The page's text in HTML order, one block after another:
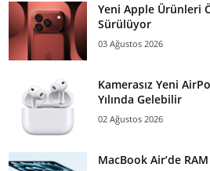
Yeni Apple Ürünleri
Sürülüyor
03 Ağustos 2026
Kamerasız Yeni
Yılında Gelebilir
02 Ağustos 2026
MacBook Air’de